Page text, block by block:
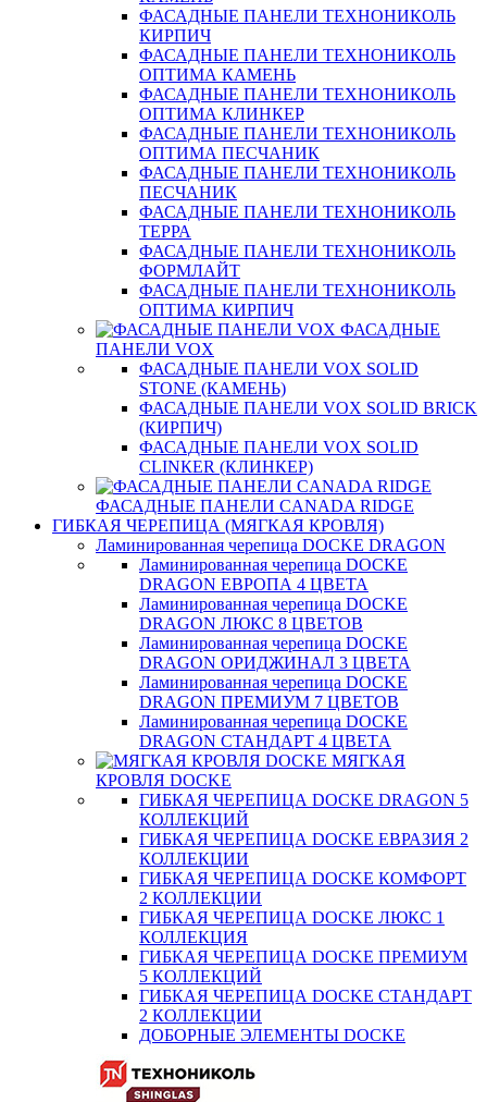
ФАСАДНЫЕ ПАНЕЛИ ТЕХНОНИКОЛЬ
КИРПИЧ
ФАСАДНЫЕ ПАНЕЛИ ТЕХНОНИКОЛЬ
ОПТИМА КАМЕНЬ
ФАСАДНЫЕ ПАНЕЛИ ТЕХНОНИКОЛЬ
ОПТИМА КЛИНКЕР
ФАСАДНЫЕ ПАНЕЛИ ТЕХНОНИКОЛЬ
ОПТИМА ПЕСЧАНИК
ФАСАДНЫЕ ПАНЕЛИ ТЕХНОНИКОЛЬ
ПЕСЧАНИК
ФАСАДНЫЕ ПАНЕЛИ ТЕХНОНИКОЛЬ
ТЕРРА
ФАСАДНЫЕ ПАНЕЛИ ТЕХНОНИКОЛЬ
ФОРМЛАЙТ
ФАСАДНЫЕ ПАНЕЛИ ТЕХНОНИКОЛЬ
ОПТИМА КИРПИЧ
ФАСАДНЫЕ
ПАНЕЛИ VOX
ФАСАДНЫЕ ПАНЕЛИ VOX SOLID
STONE (КАМЕНЬ)
ФАСАДНЫЕ ПАНЕЛИ VOX SOLID BRICK
(КИРПИЧ)
ФАСАДНЫЕ ПАНЕЛИ VOX SOLID
CLINКER (КЛИНКЕР)
ФАСАДНЫЕ ПАНЕЛИ CANADA RIDGE
ГИБКАЯ ЧЕРЕПИЦА (МЯГКАЯ КРОВЛЯ)
Ламинированная черепица DOCKE DRAGON
Ламинированная черепица DOCKE
DRAGON ЕВРОПА 4 ЦВЕТА
Ламинированная черепица DOCKE
DRAGON ЛЮКС 8 ЦВЕТОВ
Ламинированная черепица DOCKE
DRAGON ОРИДЖИНАЛ 3 ЦВЕТА
Ламинированная черепица DOCKE
DRAGON ПРЕМИУМ 7 ЦВЕТОВ
Ламинированная черепица DOCKE
DRAGON СТАНДАРТ 4 ЦВЕТA
МЯГКАЯ
КРОВЛЯ DOCKE
ГИБКАЯ ЧЕРЕПИЦА DOCKE DRAGON 5
КОЛЛЕКЦИЙ
ГИБКАЯ ЧЕРЕПИЦА DOCKE ЕВРАЗИЯ 2
КОЛЛЕКЦИИ
ГИБКАЯ ЧЕРЕПИЦА DOCKE КОМФОРТ
2 КОЛЛЕКЦИИ
ГИБКАЯ ЧЕРЕПИЦА DOCKE ЛЮКС 1
КОЛЛЕКЦИЯ
ГИБКАЯ ЧЕРЕПИЦА DOCKE ПРЕМИУМ
5 КОЛЛЕКЦИЙ
ГИБКАЯ ЧЕРЕПИЦА DOCKE СТАНДАРТ
2 КОЛЛЕКЦИИ
ДОБОРНЫЕ ЭЛЕМЕНТЫ DOCKE